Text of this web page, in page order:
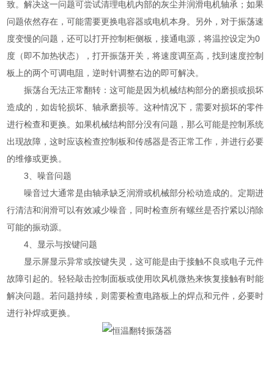
致。解决这一问题可尝试清理电机内部的灰尘并润滑电机轴承；如果
问题依然存在，可能需要更换电容器或电机本身。另外，对于振荡速
度变慢的问题，还可以打开控制柜侧板，接通电源，将温控设定为0
度（即不加热状态），打开振荡开关，将速度调至高，找到速度控制
板上的两个可调电阻，逆时针调整右边的即可解决。
振荡台无法正常翻转：这可能是因为机械结构部分的磨损或损坏
造成的，如齿轮损坏、轴承磨损等。这种情况下，需要对损坏的零件
进行检查和更换。如果机械结构部分没有问题，那么可能是控制系统
出现故障，这时应该检查控制板和传感器是否正常工作，并进行必要
的维修或更换。
3、噪音问题
噪音过大通常是由轴承缺乏润滑或机械部分松动造成的。定期进
行清洁和润滑可以有效减少噪音，同时检查所有螺丝是否拧紧以消除
可能的振动源。
4、显示与按键问题
显示屏显示异常或按键失灵，这可能是由于接触不良或电子元件
故障引起的。轻轻敲击控制面板或使用吹风机微热来恢复接触有时能
解决问题。若问题持续，则需要检查电路板上的焊点和元件，必要时
进行补焊或更换。